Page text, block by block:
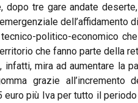
dopo tre gare andate
dell’affidamento
politico-economico
che fanno parte della
infatti, mira ad aumentare la
grazie
euro più Iva per tutto il